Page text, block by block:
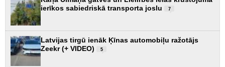
ierīkos sabiedriskā transporta joslu
7
Latvijas tirgū ienāk Ķīnas automobiļu ražotājs
Zeekr (+ VIDEO)
5